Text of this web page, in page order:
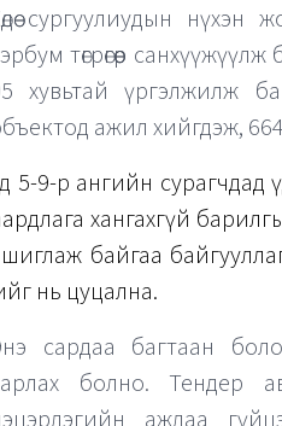
сургуулиудын
төгрөгөөр
хувьтай үргэлжилж
ажил хийгдэж,
9-р ангийн сурагчдад
хангахгүй
байгаа
нь цуцална.
сардаа багтаан
болно. Тендер